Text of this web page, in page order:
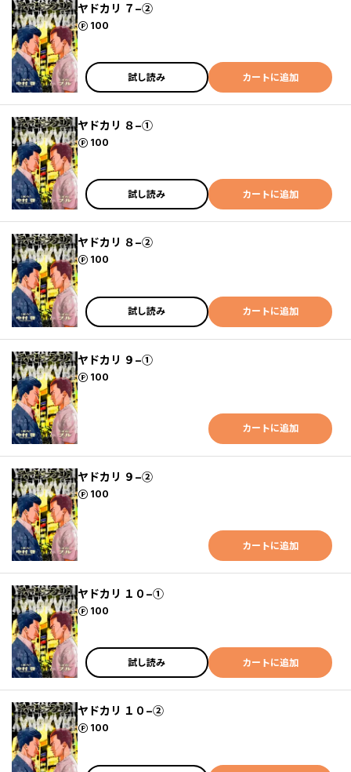
ヤドカリ ７−②
100
ポイント
試し読み カートに追加
ヤドカリ ８−①
100
ポイント
試し読み カートに追加
ヤドカリ ８−②
100
ポイント
試し読み カートに追加
ヤドカリ ９−①
100
ポイント
カートに追加
ヤドカリ ９−②
100
ポイント
カートに追加
ヤドカリ １０−①
100
ポイント
試し読み カートに追加
ヤドカリ １０−②
100
ポイント